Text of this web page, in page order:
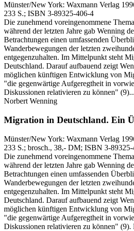
Münster/New York: Waxmann Verlag
233 S.; ISBN 3-89325-406-4
Die zunehmend voreingenommene
während der letzten Jahre gab Wenning
Betrachtungen einen umfassenden
Wanderbewegungen der letzten
entgegenzuhalten. Im Mittelpunkt steht
Deutschland. Darauf aufbauend zeigt
möglichen künftigen Entwicklung von
"die gegenwärtige Aufgeregtheit in
Diskussionen relativieren zu können" (9)...
Norbert Wenning
Migration in Deutschland. Ein
Münster/New York: Waxmann Verlag
233 S.; brosch., 38,- DM; ISBN 3-89325-
Die zunehmend voreingenommene
während der letzten Jahre gab Wenning
Betrachtungen einen umfassenden
Wanderbewegungen der letzten
entgegenzuhalten. Im Mittelpunkt steht
Deutschland. Darauf aufbauend zeigt
möglichen künftigen Entwicklung von
"die gegenwärtige Aufgeregtheit in
Diskussionen relativieren zu können"